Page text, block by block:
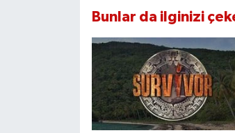
Bunlar da ilginizi